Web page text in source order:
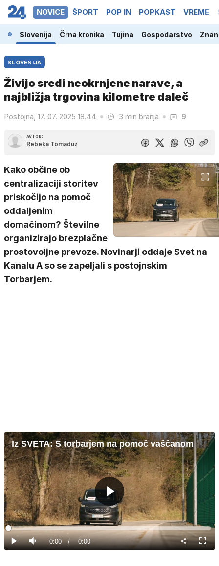
NOVICE ŠPORT POP IN POPKAST VREME
Slovenija Črna kronika Tujina Gospodarstvo
SLOVENIJA
Živijo sredi neokrnjene narave, a
najbližja trgovina kilometre daleč
Postojna, 17. 07. 2025 18.44 3 min branja 9
AVTOR:
Rebeka Tomaduz
Kako občine ob
centralizaciji storitev
priskočijo na pomoč
oddaljenim
domačinom? Številne
organizirajo brezplačne
prostovoljne prevoze. Novinarji oddaje Svet na
Kanalu A so se zapeljali s postojnskim
Torbarjem.
Iz SVETA: S torbarjem na pomoč vaščanom
Predvajaj
Predvajaj
Tiho Current
0:00 / Duration
0:00
Loaded:
0%
način